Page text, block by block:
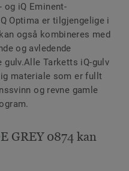
og iQ Eminent-
Optima er tilgjengelige i
også kombineres med
og avledende
gulv.Alle Tarketts iQ-gulv
materiale som er fullt
og revne gamle
GREY 0874 kan